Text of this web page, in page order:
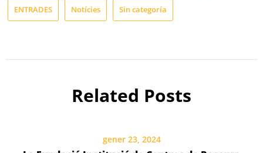
ENTRADES Notícies Sin categoría
Related Posts
gener 23, 2024